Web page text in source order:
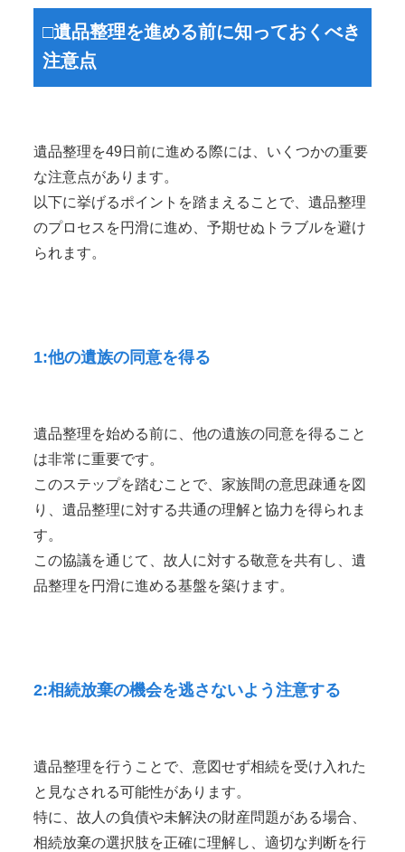
□遺品整理を進める前に知っておくべき
注意点
遺品整理を49日前に進める際には、いくつかの重要
な注意点があります。
以下に挙げるポイントを踏まえることで、遺品整理
のプロセスを円滑に進め、予期せぬトラブルを避け
られます。
1:他の遺族の同意を得る
遺品整理を始める前に、他の遺族の同意を得ること
は非常に重要です。
このステップを踏むことで、家族間の意思疎通を図
り、遺品整理に対する共通の理解と協力を得られま
す。
この協議を通じて、故人に対する敬意を共有し、遺
品整理を円滑に進める基盤を築けます。
2:相続放棄の機会を逃さないよう注意する
遺品整理を行うことで、意図せず相続を受け入れた
と見なされる可能性があります。
特に、故人の負債や未解決の財産問題がある場合、
相続放棄の選択肢を正確に理解し、適切な判断を行